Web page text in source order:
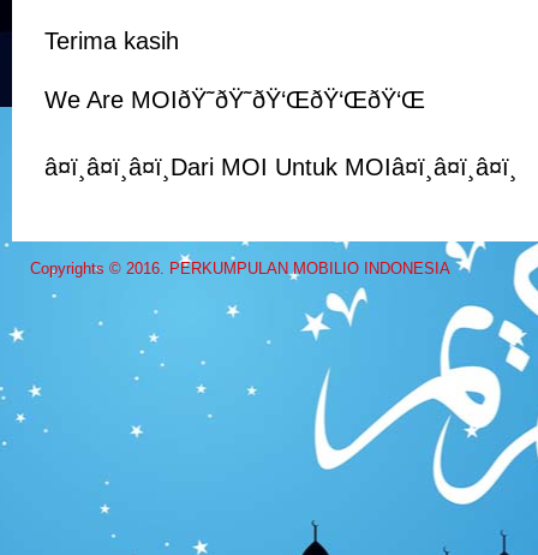
Terima kasih
We Are MOIðŸ˜ðŸ˜ðŸ‘ŒðŸ‘ŒðŸ‘Œ
â¤ï¸â¤ï¸â¤ï¸Dari MOI Untuk MOIâ¤ï¸â¤ï¸â¤ï¸
Copyrights © 2016. PERKUMPULAN MOBILIO INDONESIA